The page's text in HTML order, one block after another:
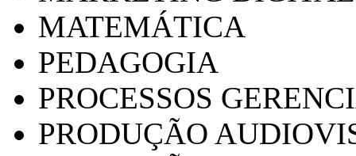
MATEMÁTICA
PEDAGOGIA
PROCESSOS
PRODUÇÃO